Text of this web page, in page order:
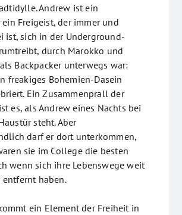
Andrew ist ein
Freigeist, der immer und
ist, sich in der Underground-
durch Marokko und
Backpacker unterwegs war:
freakiges Bohemien-Dasein
Ein Zusammenprall der
es, als Andrew eines Nachts bei
steht. Aber
darf er dort unterkommen,
sie im College die besten
wenn sich ihre Lebenswege weit
haben.
ein Element der Freiheit in